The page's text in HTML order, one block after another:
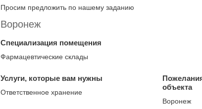
Просим предложить по нашему заданию
Воронеж
Специализация помещения
Фармацевтические склады
Услуги, которые вам нужны
Ответственное хранение
объекта
Воронеж